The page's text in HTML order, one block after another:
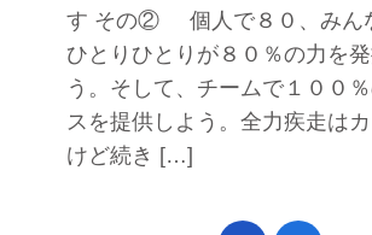
す その② 個人で８０、みん
ひとりひとりが８０％の力を
う。そして、チームで１００
スを提供しよう。全力疾走は
けど続き […]